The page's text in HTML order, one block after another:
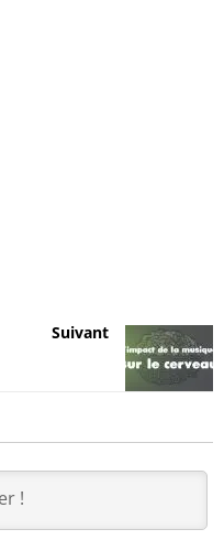
Suivant